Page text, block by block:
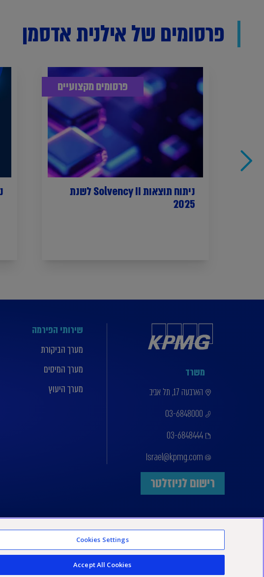
פרסומים של אילנית אדסמן
פרסומים מקצועיים
ניתוח תוצאות Solvency II לשנת
2025
משרד
הארבעה 17, תל אביב
03-6848000
03-6848444
Israel@kpmg.com
רישום לניוזלטר
שירותי הפירמה
מערך הביקורת
מערך המיסים
מערך היעוץ
Cookies Settings
Accept All Cookies